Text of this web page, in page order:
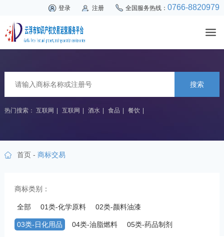
登录 注册 全国服务热线：0766-8820979
搜索
热门搜索： 互联网 互联网 酒水 食品 餐饮
首页- 商标交易
商标类别：
全部 01类-化学原料 02类-颜料油漆
03类-日化用品 04类-油脂燃料 05类-药品制剂